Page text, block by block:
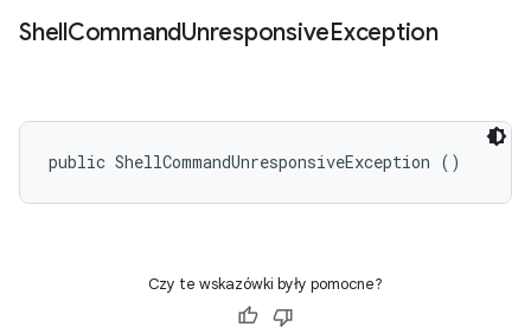
ShellCommandUnresponsiveException
public ShellCommandUnresponsiveException ()
Czy te wskazówki były pomocne?